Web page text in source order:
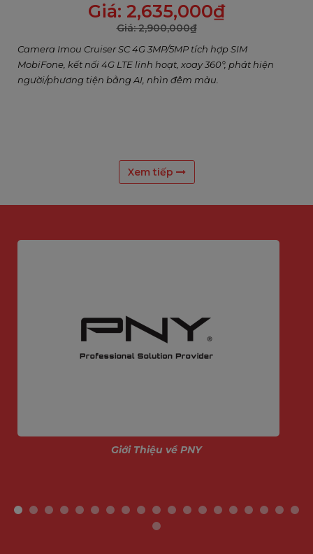
Giá: 2,635,000₫
Giá:2,900,000₫
Camera Imou Cruiser SC 4G 3MP/5MP tích hợp SIM
MobiFone, kết nối 4G LTE linh hoạt, xoay 360°, phát hiện
người/phương tiện bằng AI, nhìn đêm màu.
Xem tiếp
Giới Thiệu về PNY